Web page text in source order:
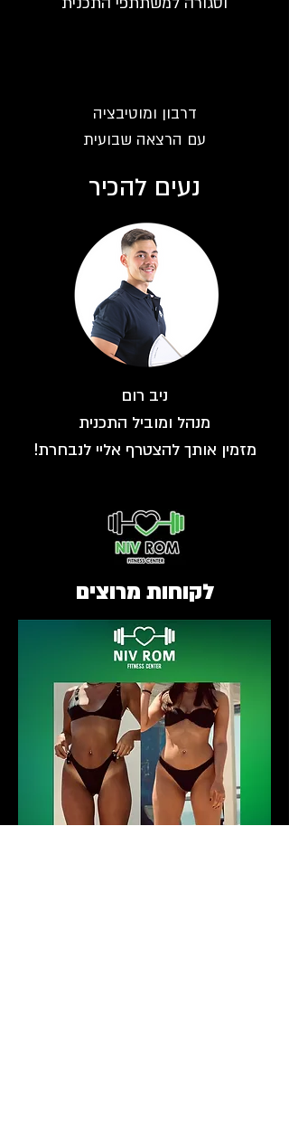
דרבון ומוטיבציה
עם הרצאה שבועית
נעים להכיר
ניב רום
מנהל ומוביל התכנית
מזמין אותך להצטרף אליי לנבחרת!
לקוחות מרוצים